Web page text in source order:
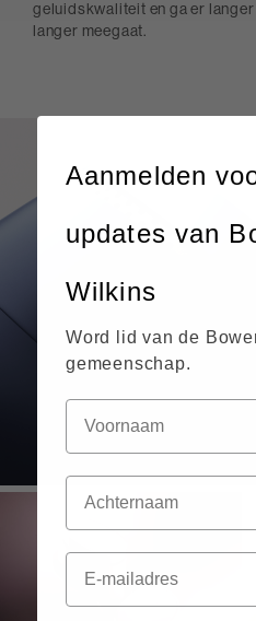
geluidskwaliteit en ga er
langer meegaat.
Aanmelden
updates van
Wilkins
Word lid van de
gemeenschap.